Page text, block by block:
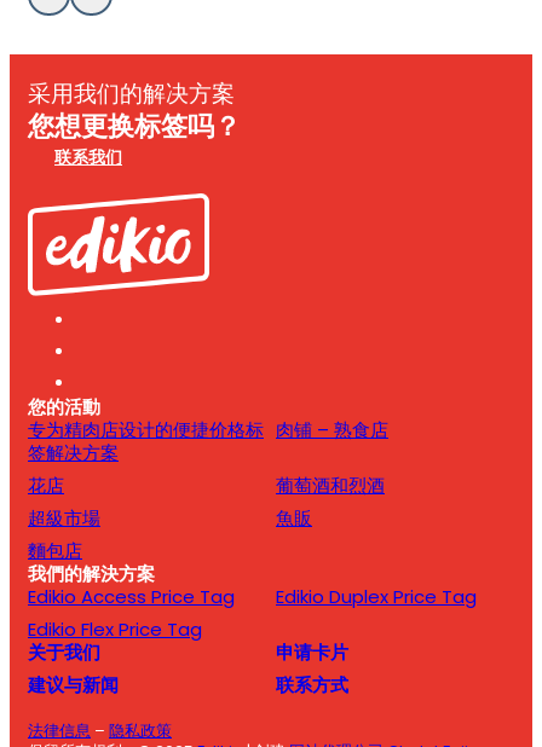
采用我们的解决方案
您想更换标签吗？
联系我们
您的活動
专为精肉店设计的便捷价格标
签解决方案
肉铺 – 熟食店
花店
葡萄酒和烈酒
超級市場
魚販
麵包店
我們的解決方案
Edikio Access Price Tag
Edikio Duplex Price Tag
Edikio Flex Price Tag
关于我们
申请卡片
建议与新闻
联系方式
法律信息 – 隐私政策